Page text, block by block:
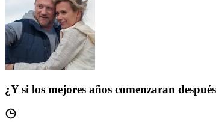
¿Y si los mejores años comenzaran